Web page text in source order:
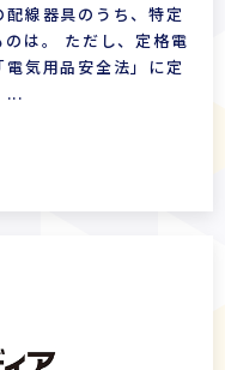
線器具のうち、特定
は。 ただし、定格電
気用品安全法」に定
...